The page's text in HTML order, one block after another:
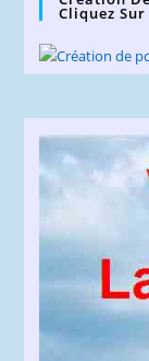
Cliquez Sur